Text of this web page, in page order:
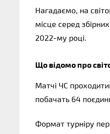
Нагадаємо, на
місце серед
2022-му році.
Що відомо про
Матчі ЧС
побачать 64
Формат турніру